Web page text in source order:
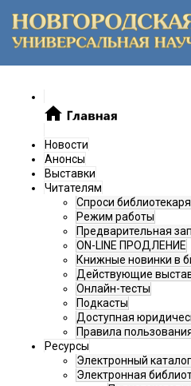
Новости
Анонсы
Выставки
Читателям
Спроси библиотекаря
Режим работы
Предварительная
ON-LINE ПРОДЛЕНИЕ
Книжные новинки в
Действующие
Онлайн-тесты
Подкасты
Доступная
Правила
Ресурсы
Электронный каталог
Электронная